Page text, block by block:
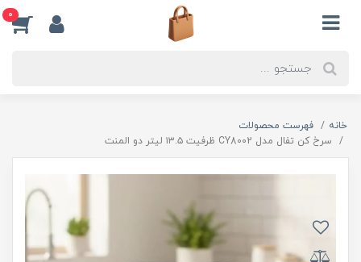
0
خانه
فهرست محصولات
سرخ کن تفال مدل CY8002 ظرفیت ۱۳.۵ لیتر دو المنت